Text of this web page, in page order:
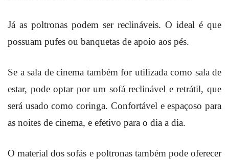
Já as poltronas podem ser reclináveis. O ideal é que
possuam pufes ou banquetas de apoio aos pés.
Se a sala de cinema também for utilizada como sala de
estar, pode optar por um sofá reclinável e retrátil, que
será usado como coringa. Confortável e espaçoso para
as noites de cinema, e efetivo para o dia a dia.
O material dos sofás e poltronas também pode oferecer